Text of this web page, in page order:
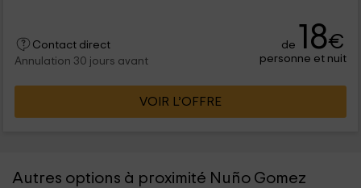
Contact direct
Annulation 30 jours avant
de 18€
personne et nuit
VOIR L’OFFRE
Autres options à proximité Nuño Gomez